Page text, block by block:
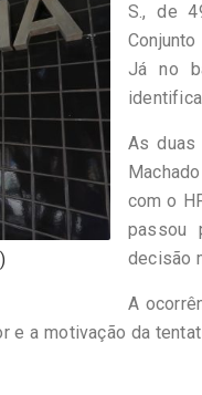
S., de
Já no
As duas
com o
passou
decisão
A
e a motivação da